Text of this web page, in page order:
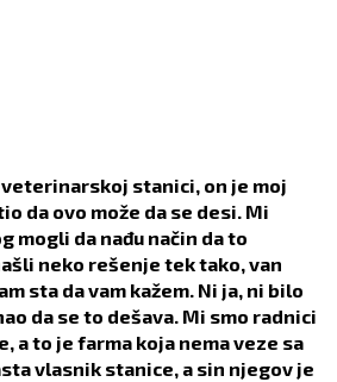
stanici, on je moj
da ovo može da se desi. Mi
mogli da nađu način da to
neko rešenje tek tako, van
sta da vam kažem. Ni ja, ni bilo
da se to dešava. Mi smo radnici
a to je farma koja nema veze sa
vlasnik stanice, a sin njegov je